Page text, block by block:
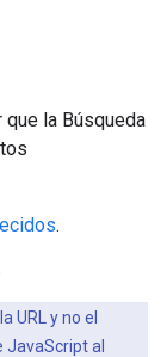
que la Búsqueda
.
URL y no el
al